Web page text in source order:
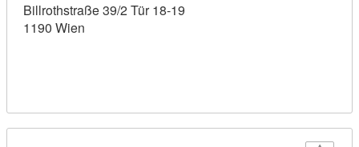
Billrothstraße 39/2 Tür 18-19
1190 Wien